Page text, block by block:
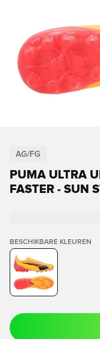
AG/FG
PUMA ULTRA
FASTER - SUN
BESCHIKBARE KLEUREN